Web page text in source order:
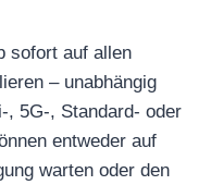
sofort auf allen
– unabhängig
, 5G-, Standard- oder
entweder auf
warten oder den